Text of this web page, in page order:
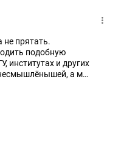
не прятать.
подобную
институтах и других
а мы